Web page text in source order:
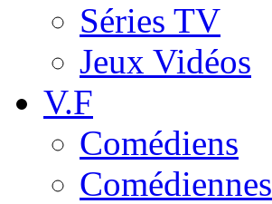
Séries TV
Jeux Vidéos
V.F
Comédiens
Comédiennes